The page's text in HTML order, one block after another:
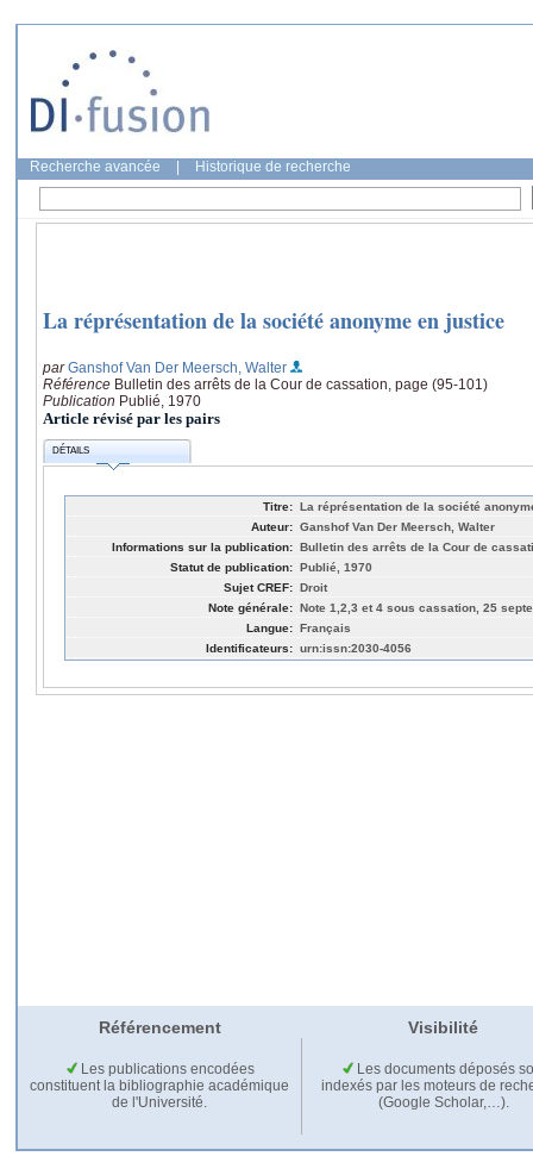
Recherche avancée Historique de recherche
La réprésentation de la société anonyme en justice
parGanshof Van Der Meersch, Walter
Référence Bulletin des arrêts de la Cour de cassation, page (95-101)
Publication Publié, 1970
Article révisé par les pairs
DÉTAILS
Titre: La réprésentation de la société
Auteur: Ganshof Van Der Meersch, Walter
Informations sur la publication: Bulletin des arrêts de la Cour de
Statut de publication: Publié, 1970
Sujet CREF: Droit
Note générale: Note 1,2,3 et 4 sous cassation, 25
Langue: Français
Identificateurs: urn:issn:2030-4056
Référencement Visibilité
Les publications encodées
constituent la bibliographie académique
de l'Université.
Les documents déposés
indexés par les moteurs de
(Google Scholar,…).